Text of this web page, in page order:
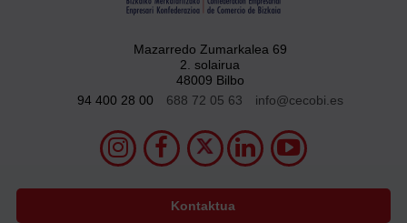
Mazarredo Zumarkalea 69
2. solairua
48009 Bilbo
94 400 28 00
688 72 05 63 info@cecobi.es
Kontaktua